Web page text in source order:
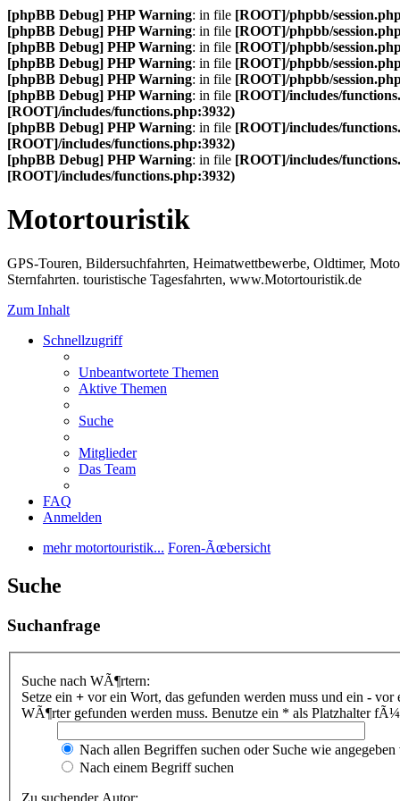
[phpBB Debug] PHP Warning: in file [ROOT]/phpbb/
[phpBB Debug] PHP Warning: in file [ROOT]/phpbb/
[phpBB Debug] PHP Warning: in file [ROOT]/phpbb/
[phpBB Debug] PHP Warning: in file [ROOT]/phpbb/
[phpBB Debug] PHP Warning: in file [ROOT]/phpbb/
[phpBB Debug] PHP Warning: in file [ROOT]/includes/
[ROOT]/includes/functions.php:3932)
[phpBB Debug] PHP Warning: in file [ROOT]/includes/
[ROOT]/includes/functions.php:3932)
[phpBB Debug] PHP Warning: in file [ROOT]/includes/
[ROOT]/includes/functions.php:3932)
Motortouristik
GPS-Touren, Bildersuchfahrten, Heimatwettbewerbe, Oldtimer,
Sternfahrten. touristische Tagesfahrten, www.Motortouristik.de
Zum Inhalt
Schnellzugriff
Unbeantwortete Themen
Aktive Themen
Suche
Mitglieder
Das Team
FAQ
Anmelden
mehr motortouristik... Foren-Ãœbersicht
Suche
Suchanfrage
Suche nach WÃ¶rtern:
Setze ein + vor ein Wort, das gefunden werden muss und ein - vor
WÃ¶rter gefunden werden muss. Benutze ein * als Platzhalter
Nach allen Begriffen suchen oder Suche wie angegeben
Nach einem Begriff suchen
Zu suchender Autor: